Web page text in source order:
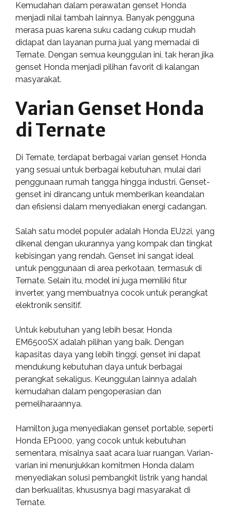
Kemudahan dalam perawatan genset Honda
menjadi nilai tambah lainnya. Banyak pengguna
merasa puas karena suku cadang cukup mudah
didapat dan layanan purna jual yang memadai di
Ternate. Dengan semua keunggulan ini, tak heran jika
genset Honda menjadi pilihan favorit di kalangan
masyarakat.
Varian Genset Honda
di Ternate
Di Ternate, terdapat berbagai varian genset Honda
yang sesuai untuk berbagai kebutuhan, mulai dari
penggunaan rumah tangga hingga industri. Genset-
genset ini dirancang untuk memberikan keandalan
dan efisiensi dalam menyediakan energi cadangan.
Salah satu model populer adalah Honda EU22i, yang
dikenal dengan ukurannya yang kompak dan tingkat
kebisingan yang rendah. Genset ini sangat ideal
untuk penggunaan di area perkotaan, termasuk di
Ternate. Selain itu, model ini juga memiliki fitur
inverter, yang membuatnya cocok untuk perangkat
elektronik sensitif.
Untuk kebutuhan yang lebih besar, Honda
EM6500SX adalah pilihan yang baik. Dengan
kapasitas daya yang lebih tinggi, genset ini dapat
mendukung kebutuhan daya untuk berbagai
perangkat sekaligus. Keunggulan lainnya adalah
kemudahan dalam pengoperasian dan
pemeliharaannya.
Hamilton juga menyediakan genset portable, seperti
Honda EP1000, yang cocok untuk kebutuhan
sementara, misalnya saat acara luar ruangan. Varian-
varian ini menunjukkan komitmen Honda dalam
menyediakan solusi pembangkit listrik yang handal
dan berkualitas, khususnya bagi masyarakat di
Ternate.